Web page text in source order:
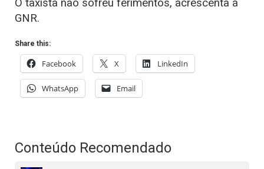
O taxista não sofreu ferimentos, acrescenta a
GNR.
Share this:
Facebook X LinkedIn
WhatsApp Email
Conteúdo Recomendado